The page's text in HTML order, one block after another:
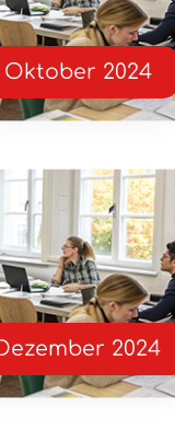
Oktober 2024
2024